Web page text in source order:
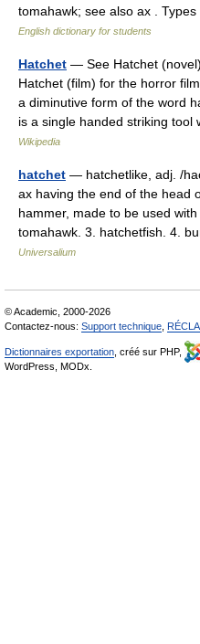
tomahawk; see also ax .
English dictionary for students
Hatchet — See Hatchet
Hatchet (film) for the horror
a diminutive form of the word
is a single handed striking
Wikipedia
hatchet — hatchetlike, adj. /
ax having the end of the head
hammer, made to be used
tomahawk. 3. hatchetfish. 4.
Universalium
© Academic, 2000-2026
Contactez-nous: Support technique
Dictionnaires exportation , créé sur PHP,
WordPress, MODx.